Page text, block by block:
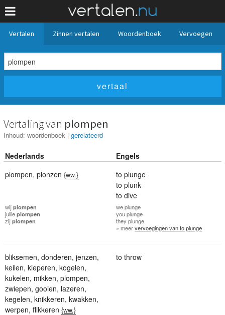
Vertalen Zinnen vertalen Woordenboek Vervoegen
Vertaling van plompen
Inhoud: woordenboek | gerelateerd
Nederlands
Engels
plompen, plonzen {ww.}
to plunge
to plunk
to dive
wijplompen
jullieplompen
zijplompen
weplunge
youplunge
they plunge
» meervervoegingen van to plunge
bliksemen, donderen, jenzen,
keilen, kieperen, kogelen,
kukelen, mikken, plompen,
zwiepen, gooien, lazeren,
kegelen, knikkeren, kwakken,
werpen, flikkeren {ww.}
to throw